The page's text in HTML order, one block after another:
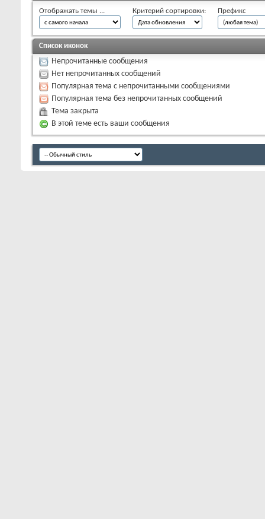
Отображать темы ... Критерий сортировки: Префикс
Список иконок
Непрочитанные сообщения
Нет непрочитанных сообщений
Популярная тема с непрочитанными сообщениями
Популярная тема без непрочитанных сообщений
Тема закрыта
В этой теме есть ваши сообщения